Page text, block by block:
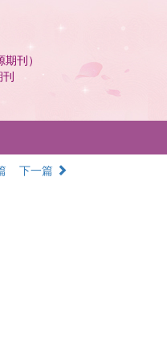
刊）
刊
下一篇